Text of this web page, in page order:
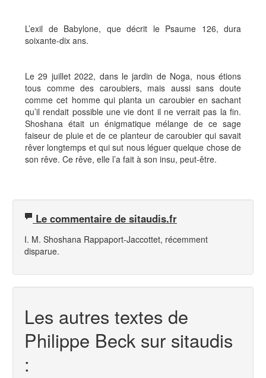
L’exil de Babylone, que décrit le Psaume 126, dura
soixante-dix ans.
Le 29 juillet 2022, dans le jardin de Noga, nous étions
tous comme des caroubiers, mais aussi sans doute
comme cet homme qui planta un caroubier en sachant
qu’il rendait possible une vie dont il ne verrait pas la fin.
Shoshana était un énigmatique mélange de ce sage
faiseur de pluie et de ce planteur de caroubier qui savait
rêver longtemps et qui sut nous léguer quelque chose de
son rêve. Ce rêve, elle l’a fait à son insu, peut-être.
Le commentaire de sitaudis.fr
I. M. Shoshana Rappaport-Jaccottet, récemment
disparue.
Les autres textes de
Philippe Beck sur sitaudis
: